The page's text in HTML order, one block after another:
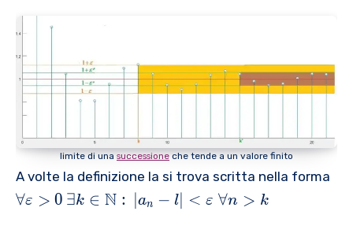
{
{
_
{
}
nf
t
}
{
\
m
a
p
si
n
>
0
a
t
b
{
N
}:
<
{
}
_
{
n
\
v
e
si
l
limite di una successione che tende a un valore finito
A volte la definizione la si trova scritta nella forma
\f
∀ε > 0 ∃k ∈ N : ∣an − l∣ < ε ∀n > k